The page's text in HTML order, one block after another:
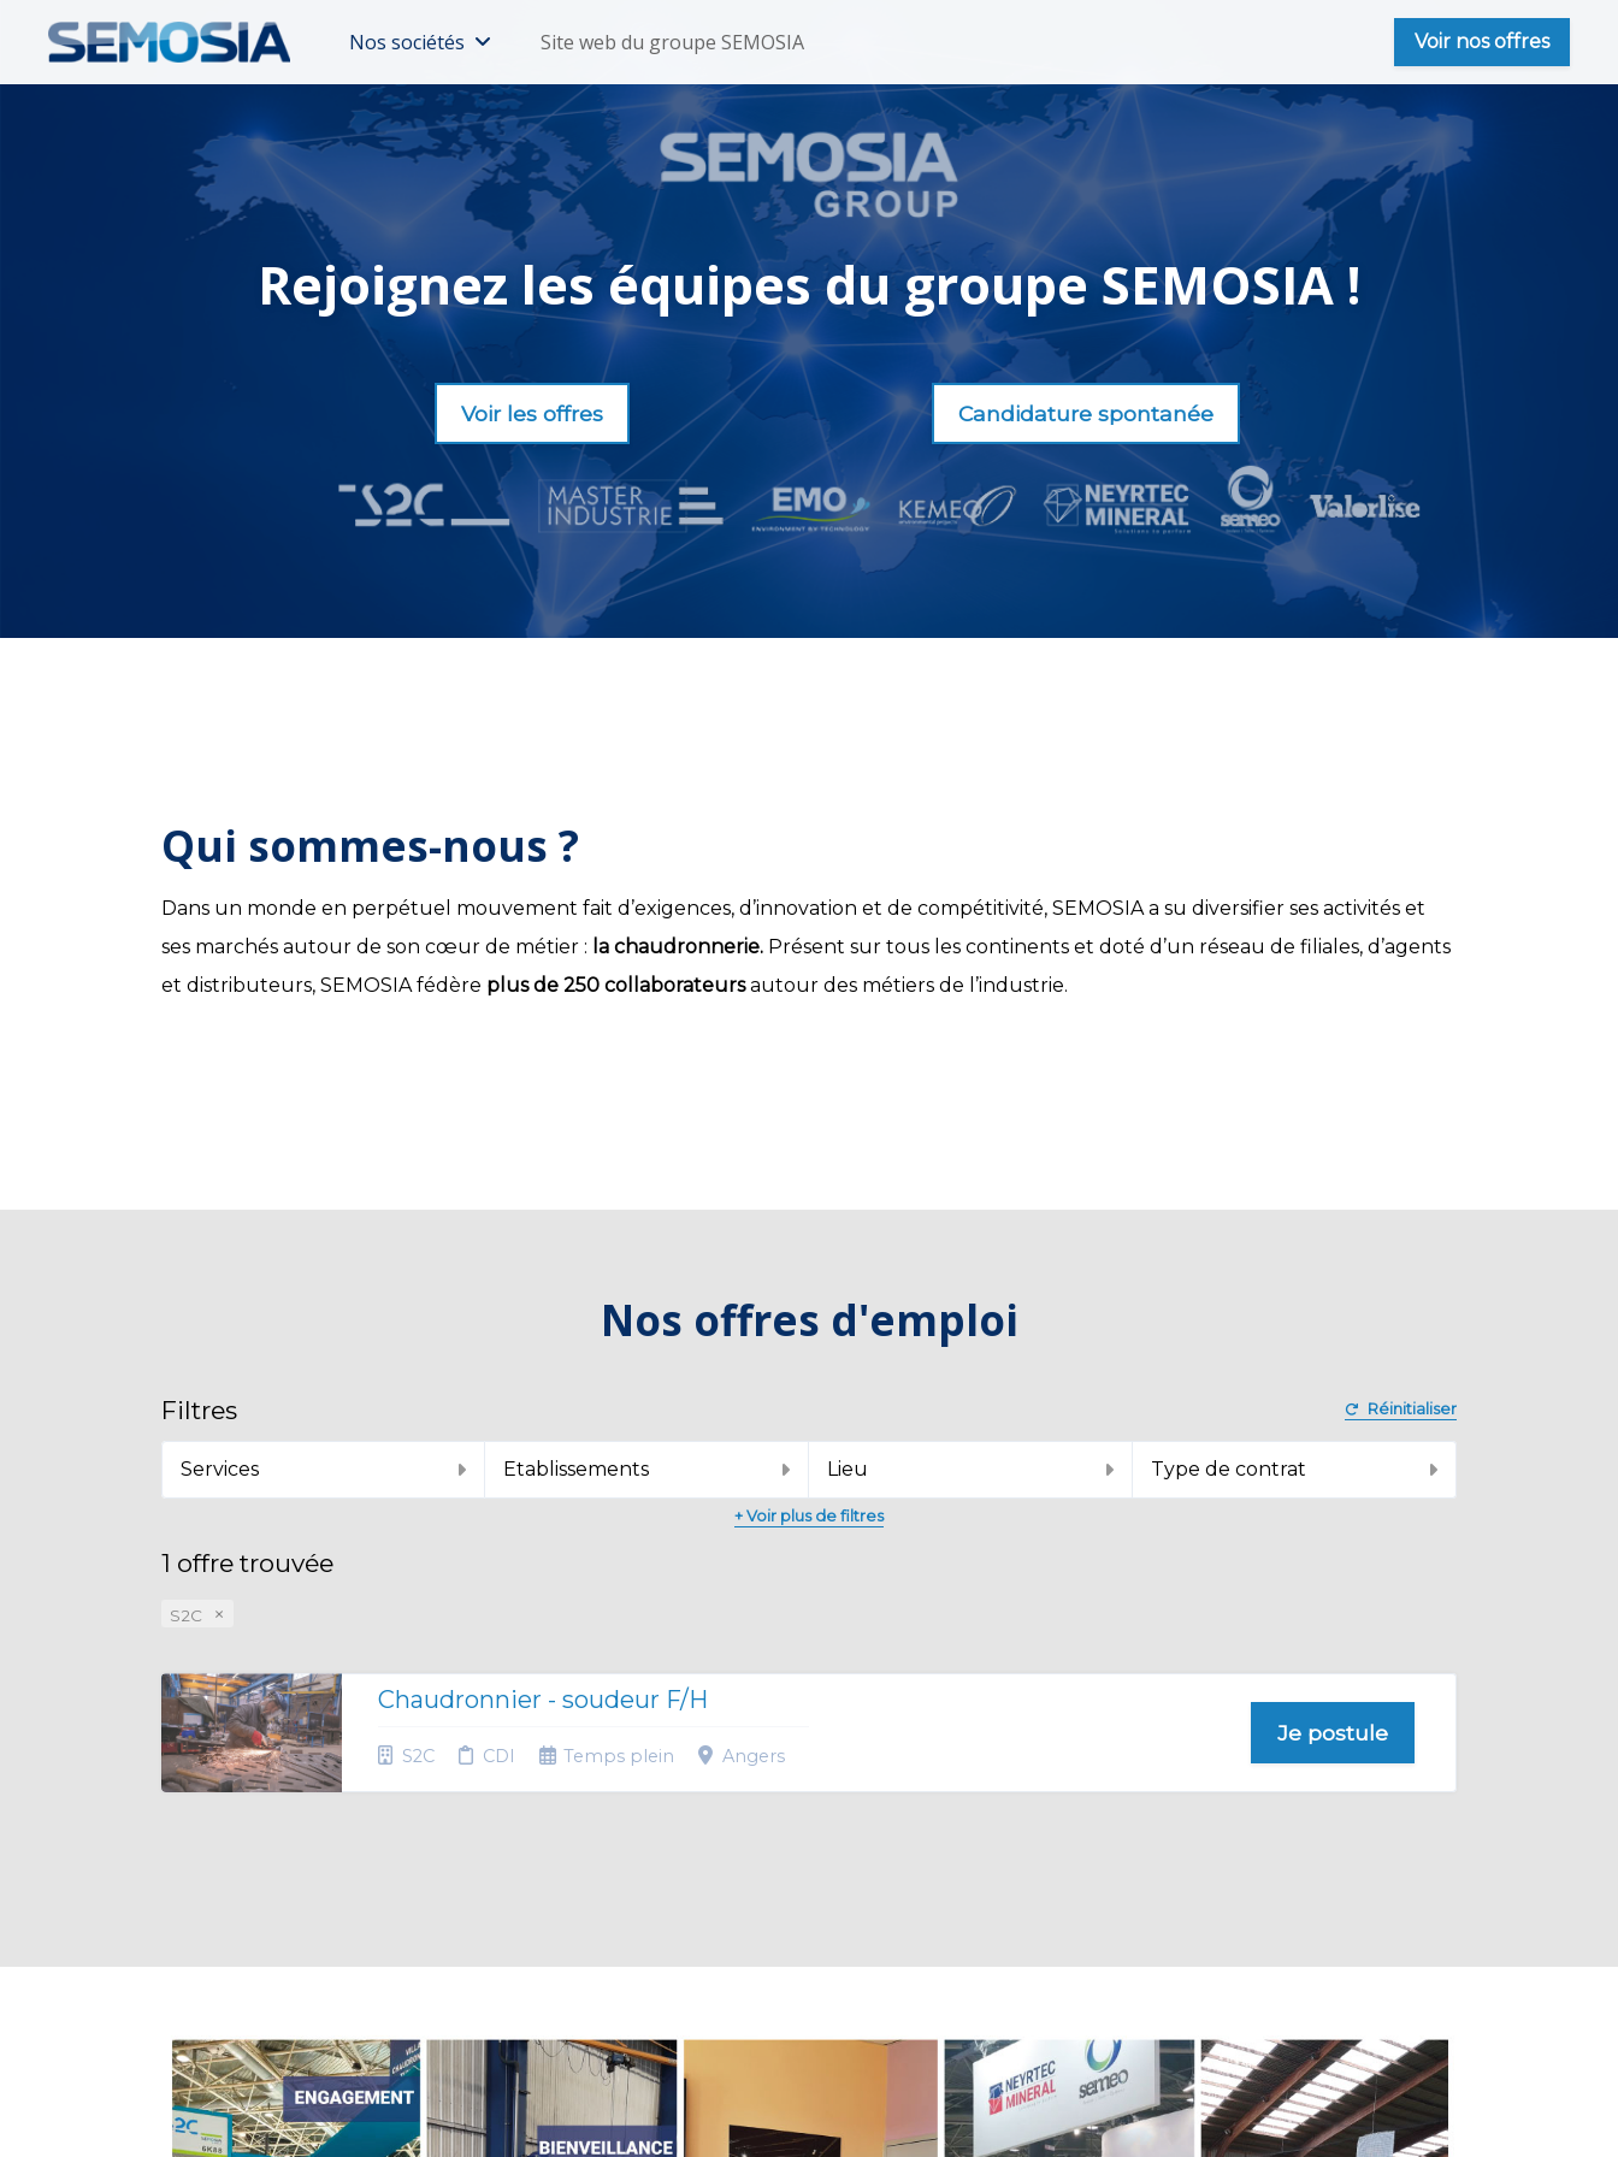
Nos sociétés Site web du groupe SEMOSIA Voir nos offres
Rejoignez les équipes du groupe SEMOSIA !
Voir les offres Candidature spontanée
Qui sommes-nous ?
Dans un monde en perpétuel mouvement fait d’exigences, d’innovation et de compétitivité, SEMOSIA a su diversifier ses activités et
ses marchés autour de son cœur de métier : la chaudronnerie. Présent sur tous les continents et doté d’un réseau de filiales, d’agents
et distributeurs, SEMOSIA fédère plus de 250 collaborateursautour des métiers de l’industrie.
Nos offres d'emploi
Filtres Réinitialiser
Services Etablissements Lieu Type de contrat
+ Voir plus de filtres
1 offre trouvée
S2C ×
Chaudronnier - soudeur F/H
S2C CDI Temps plein Angers
Je postule